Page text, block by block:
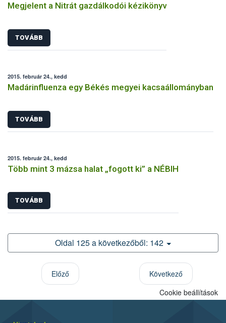
Megjelent a Nitrát gazdálkodói kézikönyv
TOVÁBB
2015. február 24., kedd
Madárinfluenza egy Békés megyei kacsaállományban
TOVÁBB
2015. február 24., kedd
Több mint 3 mázsa halat „fogott ki” a NÉBIH
TOVÁBB
Oldal 125 a következőből: 142
Előző
Következő
Cookie beállítások